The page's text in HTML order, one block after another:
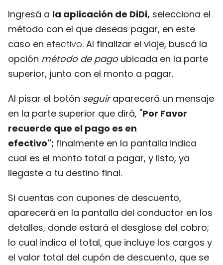
Ingresá a la aplicación de DiDi, selecciona el
método con el que deseas pagar, en este
caso en efectivo. Al finalizar el viaje, buscá la
opción método de pagoubicada en la parte
superior, junto con el monto a pagar.
Al pisar el botón seguiraparecerá un mensaje
en la parte superior que dirá, "Por Favor
recuerde que el pago es en
efectivo"; finalmente en la pantalla indica
cual es el monto total a pagar, y listo, ya
llegaste a tu destino final.
Si cuentas con cupones de descuento,
aparecerá en la pantalla del conductor en los
detalles, donde estará el desglose del cobro;
lo cual indica el total, que incluye los cargos y
el valor total del cupón de descuento, que se